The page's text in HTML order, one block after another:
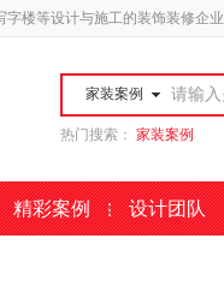
楼等设计与施工的装饰装修企业
家装案例
热门搜索： 家装案例
精彩案例 设计团队